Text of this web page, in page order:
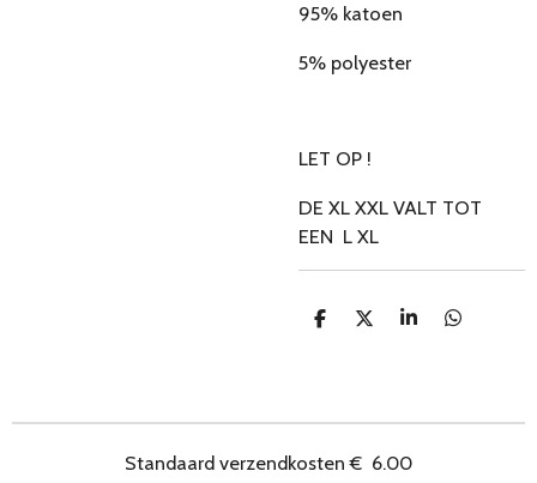
95% katoen
5% polyester
LET OP !
DE XL XXL VALT TOT
EEN L XL
D
D
S
D
Standaard verzendkosten€ 6.00